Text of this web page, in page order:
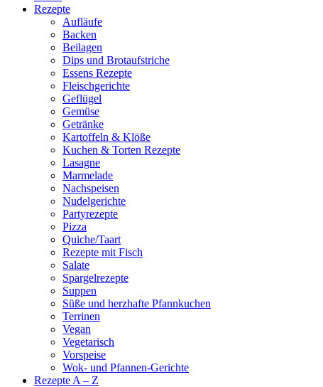
Rezepte
Aufläufe
Backen
Beilagen
Dips und Brotaufstriche
Essens Rezepte
Fleischgerichte
Geflügel
Gemüse
Getränke
Kartoffeln & Klöße
Kuchen & Torten Rezepte
Lasagne
Marmelade
Nachspeisen
Nudelgerichte
Partyrezepte
Pizza
Quiche/Taart
Rezepte mit Fisch
Salate
Spargelrezepte
Suppen
Süße und herzhafte Pfannkuchen
Terrinen
Vegan
Vegetarisch
Vorspeise
Wok- und Pfannen-Gerichte
Rezepte A – Z